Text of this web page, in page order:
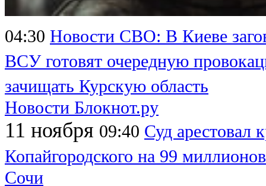
04:30 Новости СВО: В Киеве
ВСУ готовят очередную
зачищать Курскую область
Новости Блокнот.ру
11 ноября 09:40 Суд арестовал
Копайгородского на 99
Сочи